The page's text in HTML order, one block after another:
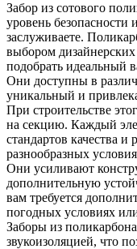
Забор из сотового
уровень
заслуживаете.
выбором
подобрать идеальный
Они доступны в
уникальный и
При строительстве
на секцию. Каждый
стандартов качества и
разнообразных
Они усиливают
дополнительную
вам требуется
погодных условиях
Заборы из
звукоизоляцией, что